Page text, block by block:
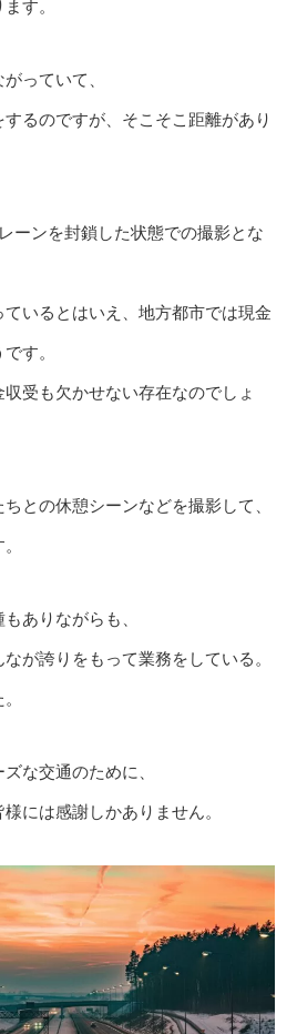
す。
っていて、
るのですが、そこそこ距離があり
ーンを封鎖した状態での撮影とな
いるとはいえ、地方都市では現金
す。
受も欠かせない存在なのでしょ
との休憩シーンなどを撮影して、
ありながらも、
が誇りをもって業務をしている。
な交通のために、
には感謝しかありません。